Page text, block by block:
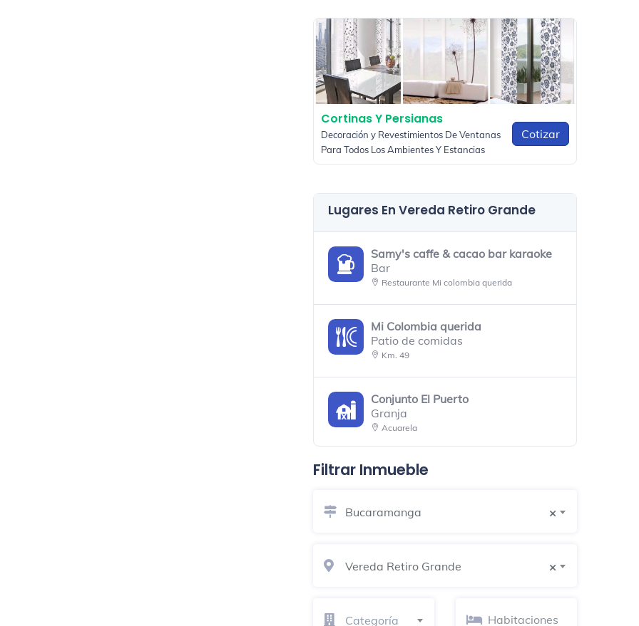
Cortinas Y Persianas
Decoración y Revestimientos De Ventanas
Para Todos Los Ambientes Y Estancias
Cotizar
Lugares En Vereda Retiro Grande
Samy's caffe & cacao bar karaoke
Bar
Restaurante Mi colombia querida
Mi Colombia querida
Patio de comidas
Km. 49
Conjunto El Puerto
Granja
Acuarela
Conjuntó el cielo
Mesa De Los Santos
Filtrar Inmueble
×
Bucaramanga
×
Vereda Retiro Grande
Categoría